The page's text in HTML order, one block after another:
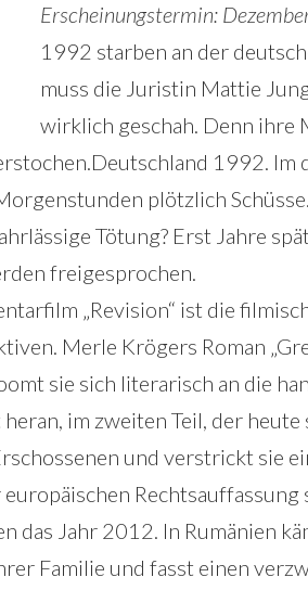
Erscheinungstermin:
1992 starben an der
muss die Juristin Mattie
wirklich geschah. Denn ihre
1992.
plötzlich
Tötung? Erst Jahre
freigesprochen.
„Revision“ ist die
Merle Krögers Roman
sie sich literarisch an die
im zweiten Teil, der
und verstrickt sie
das Jahr 2012. In Rumänien
Familie und fasst einen